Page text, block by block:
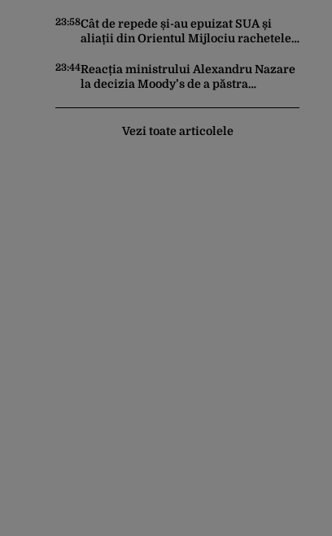
încrederea investitorilor: „Totuși,
perspectiva rămâne rezervată”
23:58Cât de repede și-au epuizat SUA și
aliații din Orientul Mijlociu rachetele
23:44Reacția ministrului Alexandru Nazare
la decizia Moody’s de a păstra
motiv de relaxare”
Vezi toate articolele